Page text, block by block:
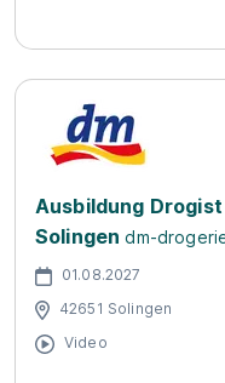
Ausbildung
Solingen dm-
01.08.2027
42651 Solingen
Video